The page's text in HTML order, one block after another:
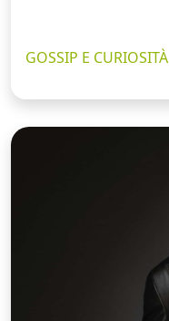
GOSSIP E CURIOSITÀ